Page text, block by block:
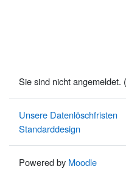
Sie sind nicht angemeldet. (
Unsere Datenlöschfristen
Standarddesign
Powered by Moodle